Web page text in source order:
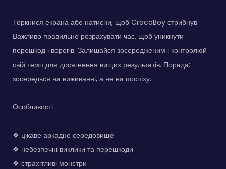
Торкнися екрана або натисни, щоб CrocoBoy стрибнув.
Важливо правильно розрахувати час, щоб уникнути
перешкод і ворогів. Залишайся зосередженим і контролюй
свій темп для досягнення вищих результатів. Порада:
зосередься на виживанні, а не на поспіху.
Особливості
❖ цікаве аркадне середовище
❖ небезпечні виклики та перешкоди
❖ страхітливі монстри